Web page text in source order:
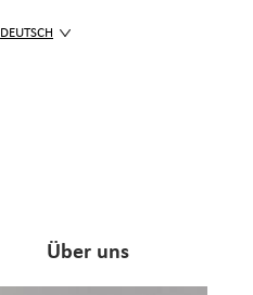
DEUTSCH
Über uns